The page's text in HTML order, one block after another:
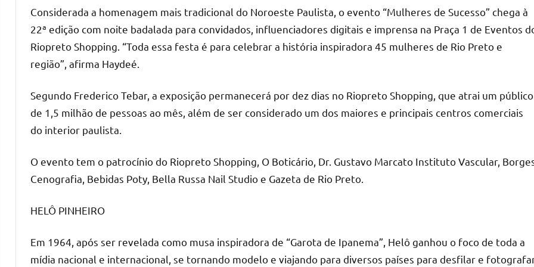
Considerada a homenagem mais tradicional do Noroeste Paulista, o evento “Mulheres de Sucesso” chega à
22ª edição com noite badalada para convidados, influenciadores digitais e imprensa na Praça 1 de Eventos
Riopreto Shopping. “Toda essa festa é para celebrar a história inspiradora 45 mulheres de Rio Preto e
região”, afirma Haydeé.
Segundo Frederico Tebar, a exposição permanecerá por dez dias no Riopreto Shopping, que atrai um público
de 1,5 milhão de pessoas ao mês, além de ser considerado um dos maiores e principais centros comerciais
do interior paulista.
O evento tem o patrocínio do Riopreto Shopping, O Boticário, Dr. Gustavo Marcato Instituto Vascular,
Cenografia, Bebidas Poty, Bella Russa Nail Studio e Gazeta de Rio Preto.
HELÔ PINHEIRO
Em 1964, após ser revelada como musa inspiradora de “Garota de Ipanema”, Helô ganhou o foco de toda a
mídia nacional e internacional, se tornando modelo e viajando para diversos países para desfilar e